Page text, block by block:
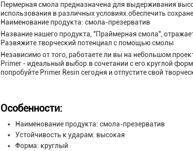
Пермерная смола предназначена для выдерживания
использования в различных условиях.обеспечить
Наименование продукта: смола-презерватив
Название нашего продукта, "Праймерная смола",
Развяжите творческий потенциал с помощью смолы
Независимо от того, работаете ли вы на небольшом
Primer - идеальный выбор.в сочетании с его круглой
попробуйте Primer Resin сегодня и отпустите свой
Особенности:
Наименование продукта: смола-презерватив
Устойчивость к ударам: высокая
Форма: круглый